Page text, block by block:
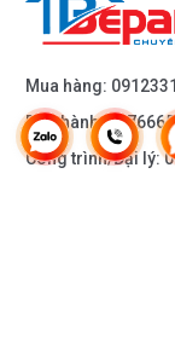
Mua hàng:
Bảo hành:
Công trình/Đại lý: